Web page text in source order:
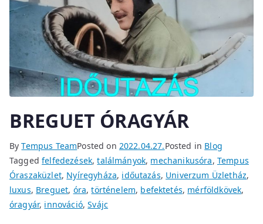
BREGUET ÓRAGYÁR
ByTempus TeamPosted on 2022.04.27.Posted in Blog
Taggedfelfedezések,találmányok, mechanikusóra, Tempus
Óraszaküzlet, Nyíregyháza, időutazás, Univerzum Üzletház,
luxus, Breguet, óra,történelem, befektetés, mérföldkövek,
óragyár, innováció,Svájc